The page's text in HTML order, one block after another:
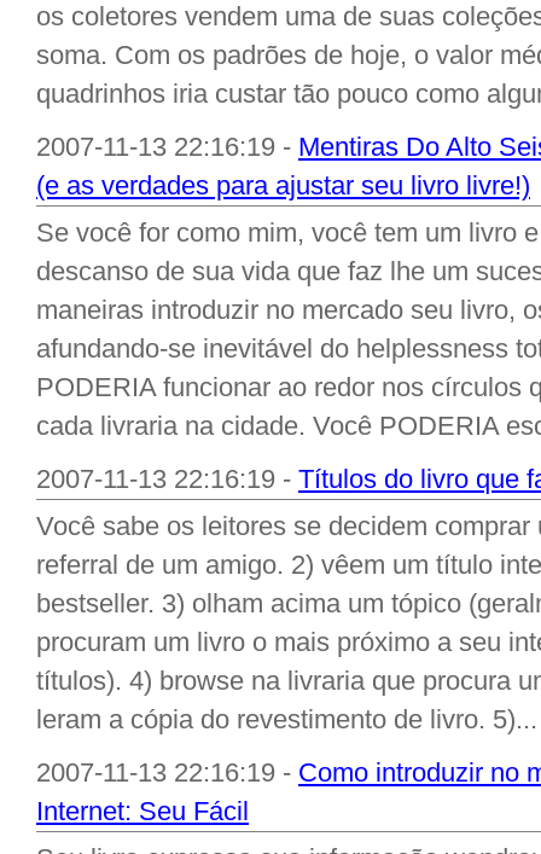
os coletores vendem uma de suas
soma. Com os padrões de hoje, o valor
quadrinhos iria custar tão pouco como
2007-11-13 22:16:19 - Mentiras Do Alto
(e as verdades para ajustar seu livro livre!)
Se você for como mim, você tem um livro
descanso de sua vida que faz lhe um
maneiras introduzir no mercado seu livro,
afundando-se inevitável do helplessness
PODERIA funcionar ao redor nos círculos
cada livraria na cidade. Você PODERIA
2007-11-13 22:16:19 - Títulos do livro que
Você sabe os leitores se decidem
referral de um amigo. 2) vêem um título
bestseller. 3) olham acima um tópico
procuram um livro o mais próximo a seu
títulos). 4) browse na livraria que procura
leram a cópia do revestimento de livro. 5)...
2007-11-13 22:16:19 - Como introduzir no
Internet: Seu Fácil